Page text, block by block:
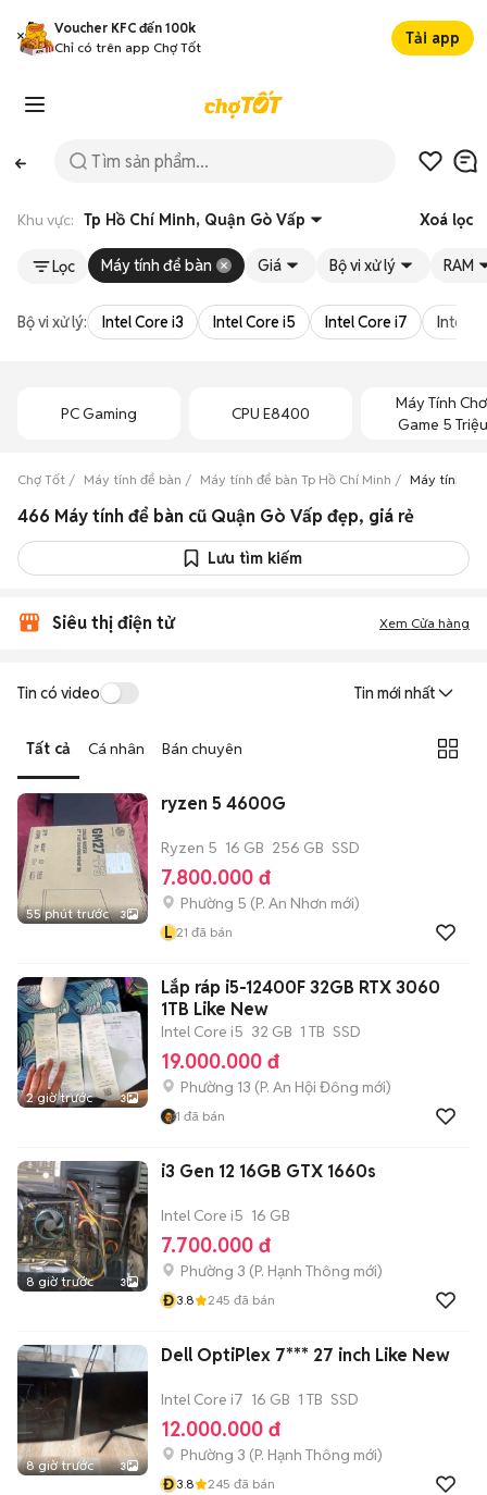
Voucher KFC đến 100k
Chỉ có trên app Chợ Tốt
Tải app
Khu vực: Tp Hồ Chí Minh, Quận Gò Vấp Xoá lọc
Lọc Máy tính để bàn Giá Bộ vi xử lý RAM
Bộ vi xử lý: Intel Core i3 Intel Core i5 Intel Core i7 Intel
PC Gaming CPU E8400
Máy Tính
Game 5 Triệu
Chợ Tốt Máy tính để bàn Máy tính để bàn Tp Hồ Chí Minh Máy tính để
466 Máy tính để bàn cũ Quận Gò Vấp đẹp, giá rẻ
Lưu tìm kiếm
Siêu thị điện tử Xem Cửa hàng
Tin có video Tin mới nhất
Tất cả Cá nhân Bán chuyên
55 phút trước 3
ryzen 5 4600G
Ryzen 5 16 GB 256 GB SSD
7.800.000 đ
Phường 5 (P. An Nhơn mới)
L 21 đã bán
2 giờ trước 3
Lắp ráp i5-12400F 32GB RTX 3060
1TB Like New
Intel Core i5 32 GB 1 TB SSD
19.000.000 đ
Phường 13 (P. An Hội Đông mới)
1 đã bán
8 giờ trước 3
i3 Gen 12 16GB GTX 1660s
Intel Core i5 16 GB
7.700.000 đ
Phường 3 (P. Hạnh Thông mới)
Đ3.8 245 đã bán
8 giờ trước 3
Dell OptiPlex 7*** 27 inch Like New
Intel Core i7 16 GB 1 TB SSD
12.000.000 đ
Phường 3 (P. Hạnh Thông mới)
Đ3.8 245 đã bán